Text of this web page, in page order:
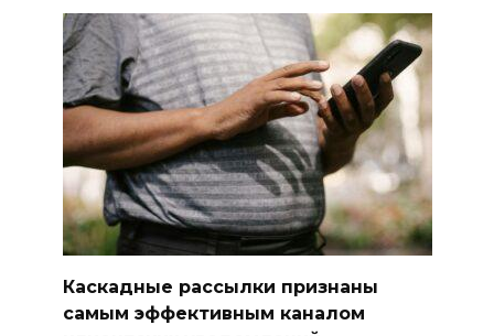
Каскадные рассылки признаны
самым эффективным каналом